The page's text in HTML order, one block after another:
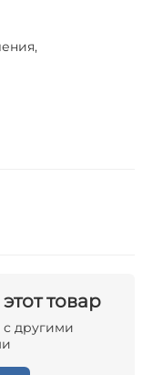
товар
другими